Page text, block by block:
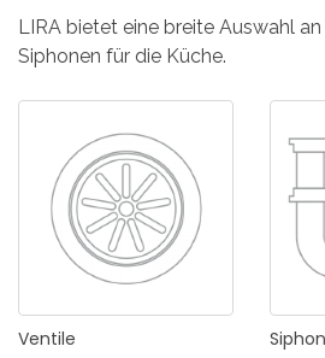
LIRA bietet eine breite Auswahl
Siphonen für die Küche.
Ventile Siphon